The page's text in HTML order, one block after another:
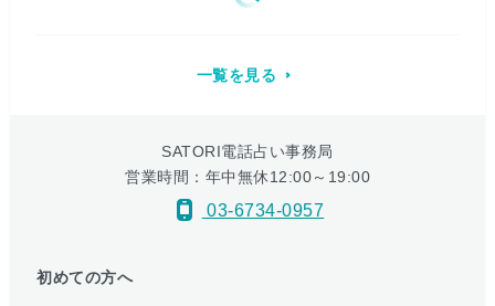
一覧を見る
SATORI電話占い事務局
営業時間：年中無休12:00～19:00
03-6734-0957
初めての方へ